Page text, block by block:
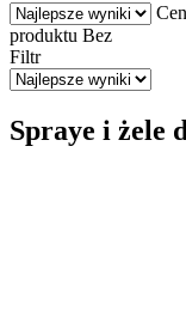
produktu Bez
Filtr
Spraye i żele